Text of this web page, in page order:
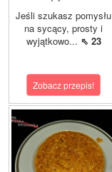
Jeśli szukasz pomysłu
na sycący, prosty i
wyjątkowo... ⇖ 23
Zobacz przepis!